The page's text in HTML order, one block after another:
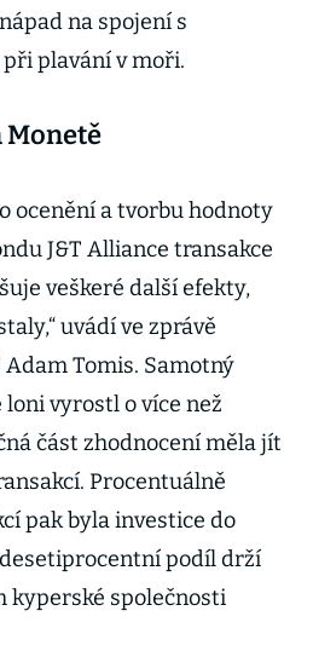
na spojení s
plavání v moři.
Monetě
ocenění a tvorbu hodnoty
J&T Alliance transakce
veškeré další efekty,
uvádí ve zprávě
Tomis. Samotný
vyrostl o více než
část zhodnocení měla jít
Procentuálně
pak byla investice do
podíl drží
společnosti